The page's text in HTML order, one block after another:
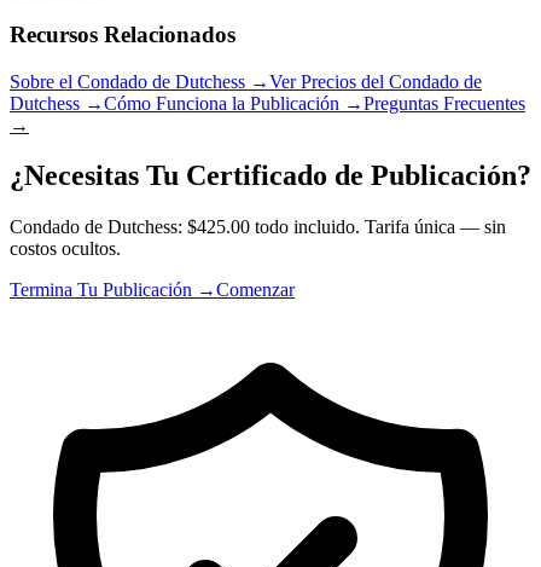
Recursos Relacionados
Sobre el Condado de Dutchess →Ver Precios del Condado de
Dutchess →Cómo Funciona la Publicación →Preguntas Frecuentes
→
¿Necesitas Tu Certificado de Publicación?
Condado de Dutchess: $425.00 todo incluido. Tarifa única — sin
costos ocultos.
Termina Tu Publicación →Comenzar